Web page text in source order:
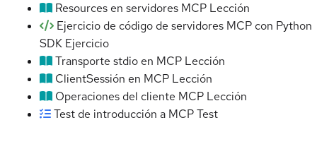
Resources en servidores MCP Lección
Ejercicio de código de servidores MCP con Python
SDK Ejercicio
Transporte stdio en MCP Lección
ClientSessión en MCP Lección
Operaciones del cliente MCP Lección
Test de introducción a MCPTest